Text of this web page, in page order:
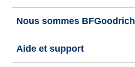
Nous sommes BFGoodrich
Aide et support